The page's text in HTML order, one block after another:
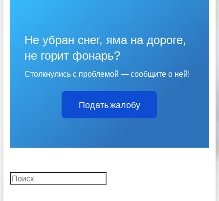
Не убран снег, яма на дороге,
не горит фонарь?
Столкнулись с проблемой — сообщите о ней!
Подать жалобу
Поиск